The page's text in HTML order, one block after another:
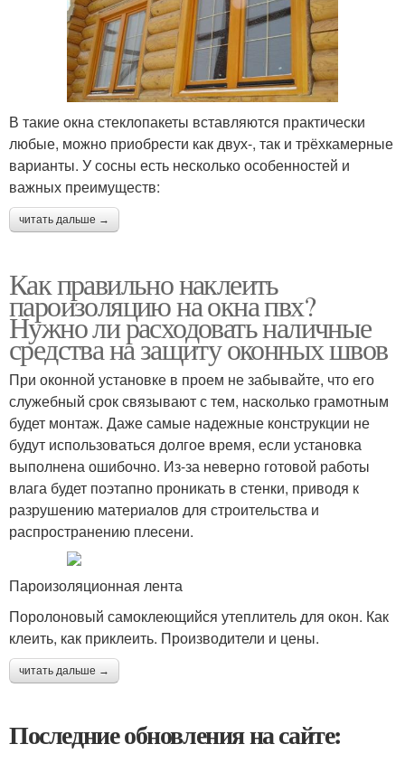
В такие окна стеклопакеты вставляются практически
любые, можно приобрести как двух-, так и трёхкамерные
варианты. У сосны есть несколько особенностей и
важных преимуществ:
читать дальше →
Как правильно наклеить
пароизоляцию на окна пвх?
Нужно ли расходовать наличные
средства на защиту оконных швов
При оконной установке в проем не забывайте, что его
служебный срок связывают с тем, насколько грамотным
будет монтаж. Даже самые надежные конструкции не
будут использоваться долгое время, если установка
выполнена ошибочно. Из-за неверно готовой работы
влага будет поэтапно проникать в стенки, приводя к
разрушению материалов для строительства и
распространению плесени.
Пароизоляционная лента
Поролоновый самоклеющийся утеплитель для окон. Как
клеить, как приклеить. Производители и цены.
читать дальше →
Последние обновления на сайте: